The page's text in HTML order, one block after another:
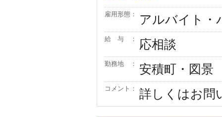
雇用形態： アルバイト・
給 与 ： 応相談
勤務地 ： 安積町・図景
コメント： 詳しくはお問